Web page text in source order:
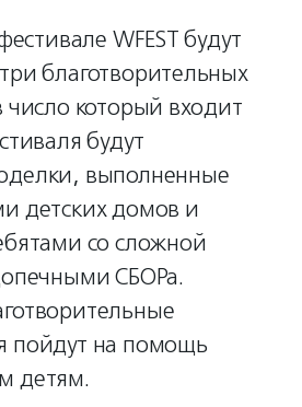
WFEST будут
благотворительных
число который входит
будут
выполненные
детских домов и
со сложной
СБОРа.
пойдут на помощь
детям.